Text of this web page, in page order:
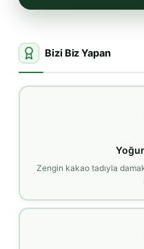
Bizi Biz Yapan
Zengin kakao tadıyla